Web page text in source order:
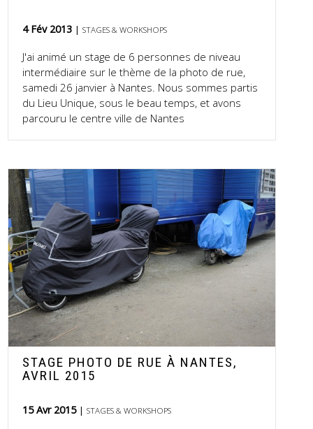
4 Fév 2013 STAGES & WORKSHOPS
J'ai animé un stage de 6 personnes de niveau
intermédiaire sur le thème de la photo de rue,
samedi 26 janvier à Nantes. Nous sommes partis
du Lieu Unique, sous le beau temps, et avons
parcouru le centre ville de Nantes
STAGE PHOTO DE RUE À NANTES,
AVRIL 2015
15 Avr 2015 STAGES & WORKSHOPS